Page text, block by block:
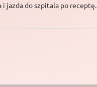
i jazda do szpitala po